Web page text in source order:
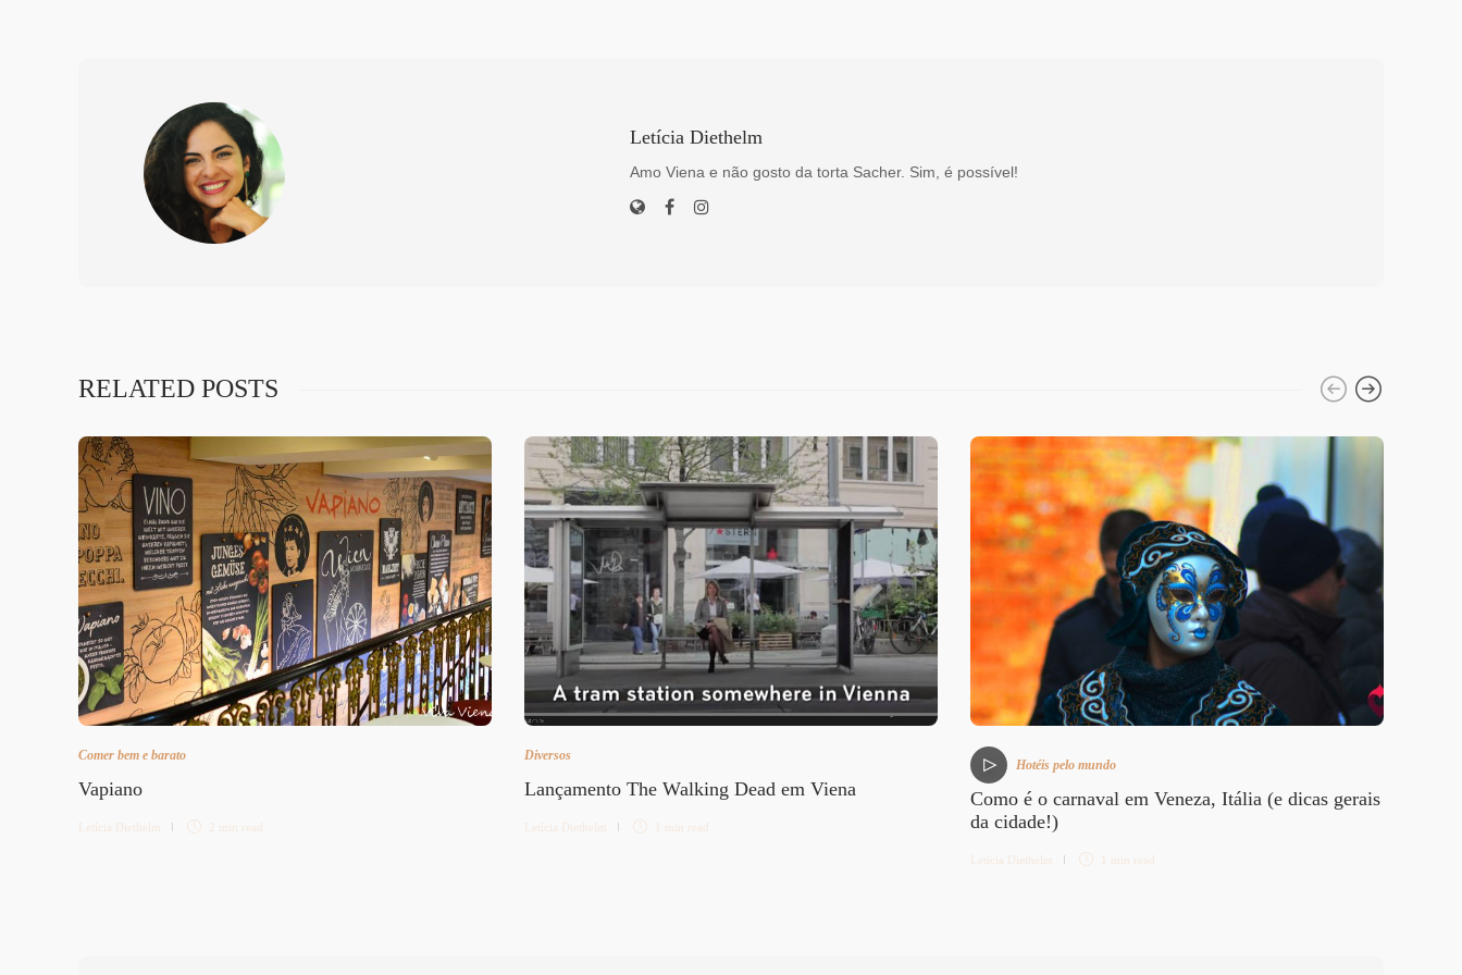
Letícia Diethelm
Amo Viena e não gosto da torta Sacher. Sim, é possível!
RELATED POSTS
Comer bem e barato
Vapiano
Letícia Diethelm 2 min read
Diversos
Lançamento The Walking Dead em Viena
Letícia Diethelm 1 min read
Hotéis pelo mundo
Como é o carnaval em Veneza, Itália (e dicas gerais
da cidade!)
Letícia Diethelm 1 min read